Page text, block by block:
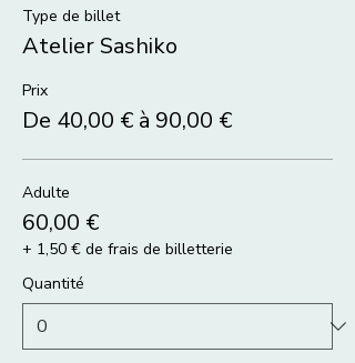
Type de billet
Atelier Sashiko
Prix
De 40,00 € à 90,00 €
Adulte
60,00 €
+ 1,50 € de frais de billetterie
Quantité